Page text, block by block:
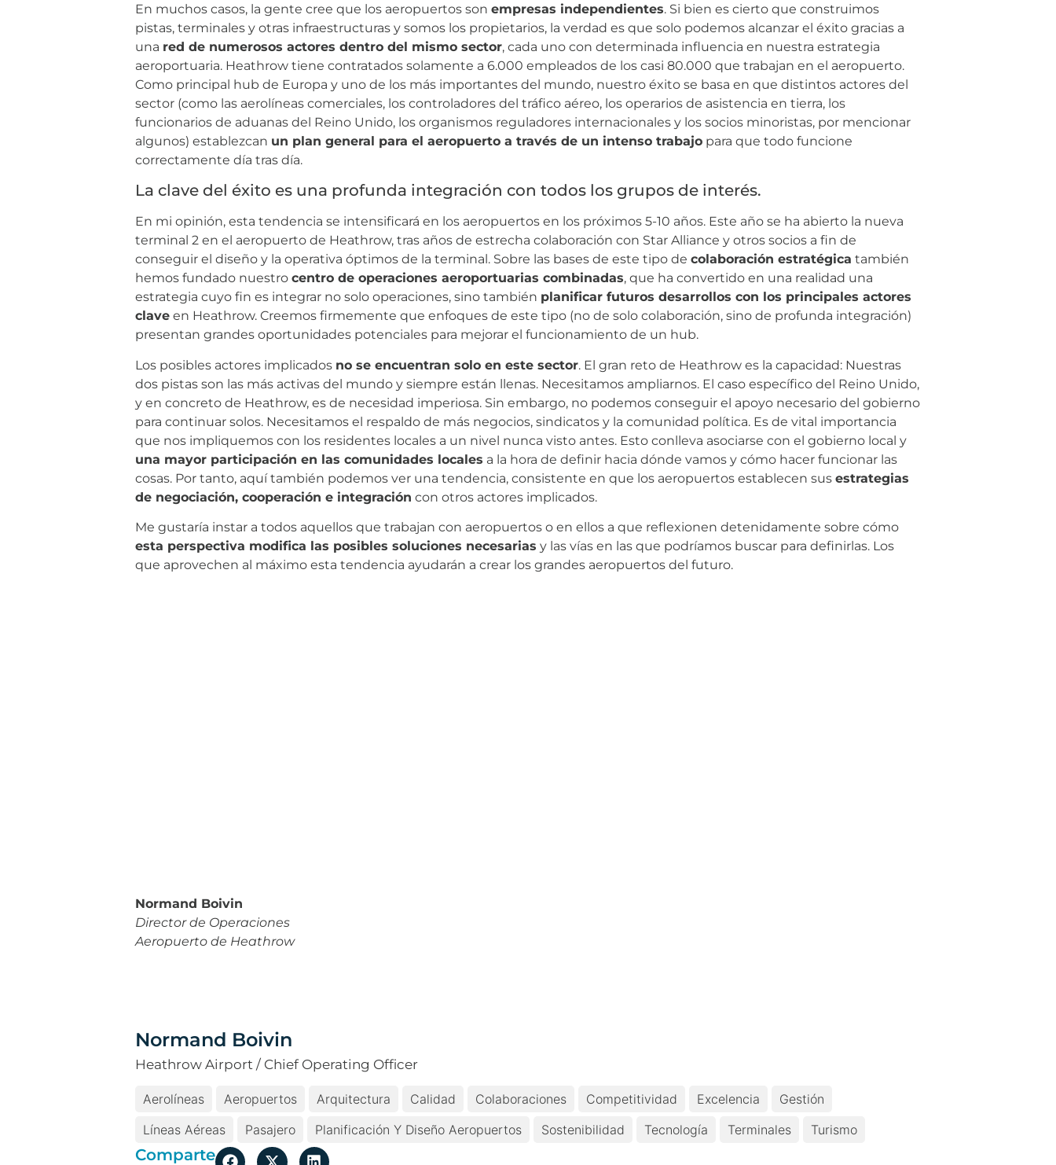
En muchos casos, la gente cree que los aeropuertos son empresas independientes. Si bien es cierto que construimos
pistas, terminales y otras infraestructuras y somos los propietarios, la verdad es que solo podemos alcanzar el éxito gracias a
una red de numerosos actores dentro del mismo sector, cada uno con determinada influencia en nuestra estrategia
aeroportuaria. Heathrow tiene contratados solamente a 6.000 empleados de los casi 80.000 que trabajan en el aeropuerto.
Como principal hub de Europa y uno de los más importantes del mundo, nuestro éxito se basa en que distintos actores del
sector (como las aerolíneas comerciales, los controladores del tráfico aéreo, los operarios de asistencia en tierra, los
funcionarios de aduanas del Reino Unido, los organismos reguladores internacionales y los socios minoristas, por mencionar
algunos) establezcan un plan general para el aeropuerto a través de un intenso trabajo para que todo funcione
correctamente día tras día.
La clave del éxito es una profunda integración con todos los grupos de interés.
En mi opinión, esta tendencia se intensificará en los aeropuertos en los próximos 5-10 años. Este año se ha abierto la nueva
terminal 2 en el aeropuerto de Heathrow, tras años de estrecha colaboración con Star Alliance y otros socios a fin de
conseguir el diseño y la operativa óptimos de la terminal. Sobre las bases de este tipo de colaboración estratégica también
hemos fundado nuestro centro de operaciones aeroportuarias combinadas, que ha convertido en una realidad una
estrategia cuyo fin es integrar no solo operaciones, sino también planificar futuros desarrollos con los principales actores
clave en Heathrow. Creemos firmemente que enfoques de este tipo (no de solo colaboración, sino de profunda integración)
presentan grandes oportunidades potenciales para mejorar el funcionamiento de un hub.
Los posibles actores implicados no se encuentran solo en este sector. El gran reto de Heathrow es la capacidad: Nuestras
dos pistas son las más activas del mundo y siempre están llenas. Necesitamos ampliarnos. El caso específico del Reino Unido,
y en concreto de Heathrow, es de necesidad imperiosa. Sin embargo, no podemos conseguir el apoyo necesario del gobierno
para continuar solos. Necesitamos el respaldo de más negocios, sindicatos y la comunidad política. Es de vital importancia
que nos impliquemos con los residentes locales a un nivel nunca visto antes. Esto conlleva asociarse con el gobierno local y
una mayor participación en las comunidades locales a la hora de definir hacia dónde vamos y cómo hacer funcionar las
cosas. Por tanto, aquí también podemos ver una tendencia, consistente en que los aeropuertos establecen sus estrategias
de negociación, cooperación e integración con otros actores implicados.
Me gustaría instar a todos aquellos que trabajan con aeropuertos o en ellos a que reflexionen detenidamente sobre cómo
esta perspectiva modifica las posibles soluciones necesarias y las vías en las que podríamos buscar para definirlas. Los
que aprovechen al máximo esta tendencia ayudarán a crear los grandes aeropuertos del futuro.
Normand Boivin
Director de Operaciones
Aeropuerto de Heathrow
Normand Boivin
Heathrow Airport / Chief Operating Officer
Aerolíneas Aeropuertos Arquitectura Calidad Colaboraciones Competitividad Excelencia
Gestión
Líneas Aéreas
Pasajero Planificación Y Diseño Aeropuertos Sostenibilidad Tecnología Terminales Turismo
Comparte